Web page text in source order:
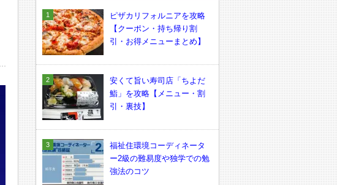
ピザカリフォルニアを攻略
【クーポン・持ち帰り割
引・お得メニューまとめ】
安くて旨い寿司店「ちよだ
鮨」を攻略【メニュー・割
引・裏技】
福祉住環境コーディネータ
ー2級の難易度や独学での勉
強法のコツ